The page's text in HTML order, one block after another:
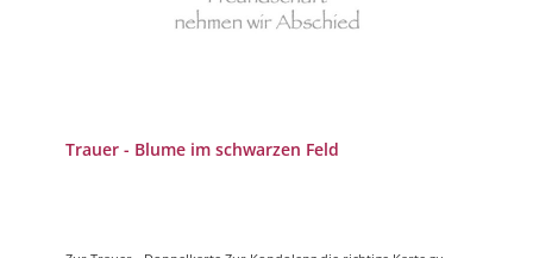
Trauer - Blume im schwarzen Feld